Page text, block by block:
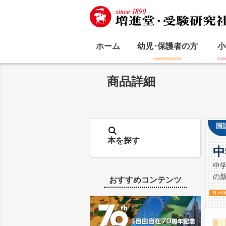
ホーム 幼児･保護者の方
商品詳細
本を探す
おすすめコンテンツ
国
中
の
日々の